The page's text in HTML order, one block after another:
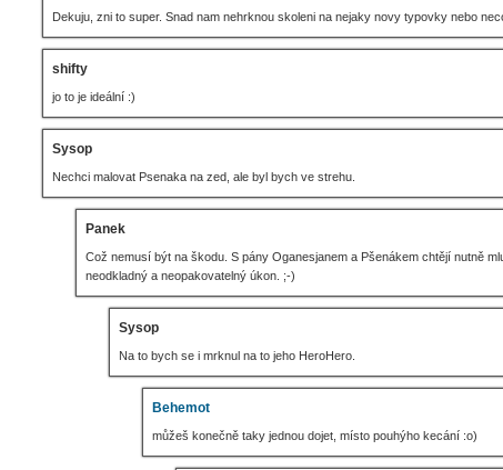
Dekuju, zni to super. Snad nam nehrknou skoleni na nejaky novy typovky nebo
shifty
jo to je ideální :)
Sysop
Nechci malovat Psenaka na zed, ale byl bych ve strehu.
Panek
Což nemusí být na škodu. S pány Oganesjanem a Pšenákem chtějí nutně
neodkladný a neopakovatelný úkon. ;-)
Sysop
Na to bych se i mrknul na to jeho HeroHero.
Behemot
můžeš konečně taky jednou dojet, místo pouhýho kecání :o)